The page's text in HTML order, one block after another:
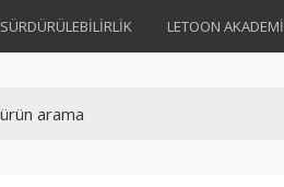
SÜRDÜRÜLEBİLİRLİK LETOON AKADEMİ